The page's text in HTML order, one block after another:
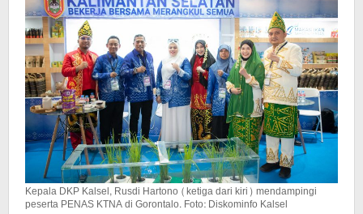
Kepala DKP Kalsel, Rusdi Hartono (ketiga dari kiri) mendampingi
peserta PENAS KTNA di Gorontalo. Foto: Diskominfo Kalsel